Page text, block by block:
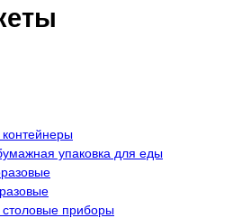
упаковка для еды
приборы